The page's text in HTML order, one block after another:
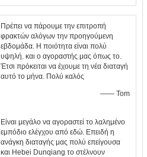
Πρέπει να πάρουμε την επιτροπή
φρακτών αλόγων την προηγούμενη
εβδομάδα. Η ποιότητα είναι πολύ
υψηλή. και ο αγοραστής μας όπως το.
Έτσι πρόκειται να έχουμε τη νέα διαταγή
αυτό το μήνα. Πολύ καλός
—— Tom
Είναι μεγάλο να αγοραστεί το λαλημένο
εμπόδιο ελέγχου από εδώ. Επειδή η
ανάγκη διαταγής μας πολύ επείγουσα
και Hebei Dunqiang το στέλνουν